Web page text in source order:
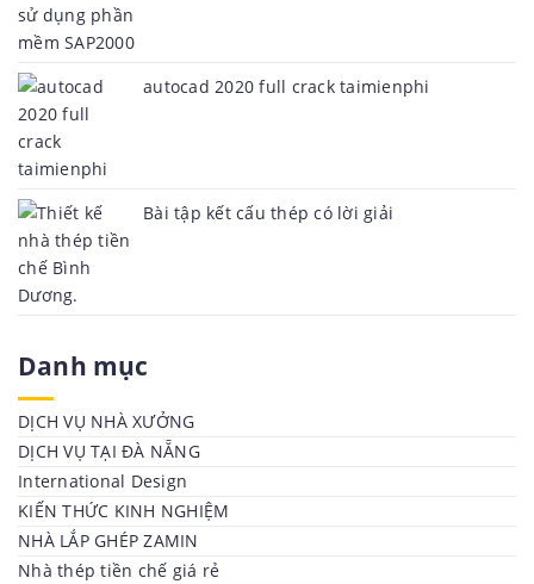
autocad 2020 full crack taimienphi
Bài tập kết cấu thép có lời giải
Danh mục
DỊCH VỤ NHÀ XƯỞNG
DỊCH VỤ TẠI ĐÀ NẴNG
International Design
KIẾN THỨC KINH NGHIỆM
NHÀ LẮP GHÉP ZAMIN
Nhà thép tiền chế giá rẻ